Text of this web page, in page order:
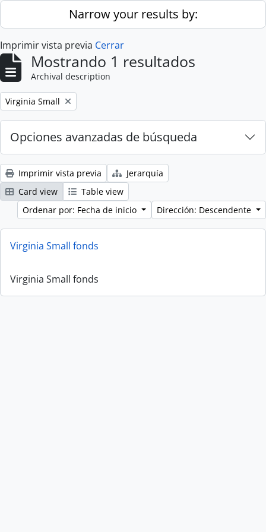
Skip to main contentNarrow your results by:
Imprimir vista previa Cerrar
Mostrando 1 resultados
Archival description
Remove filter:
Virginia Small
Opciones avanzadas de búsqueda
Imprimir vista previa
Jerarquía
Card view
Table view
Ordenar por: Fecha de inicio
Dirección: Descendente
Virginia Small fonds
Virginia Small fonds